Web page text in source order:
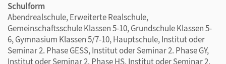
Schulform
Abendrealschule, Erweiterte Realschule,
Gemeinschaftsschule Klassen 5-10, Grundschule Klassen 5-
6, Gymnasium Klassen 5/7-10, Hauptschule, Institut oder
Seminar 2. Phase GESS, Institut oder Seminar 2. Phase GY,
Institut oder Seminar 2. Phase HS, Institut oder Seminar 2.